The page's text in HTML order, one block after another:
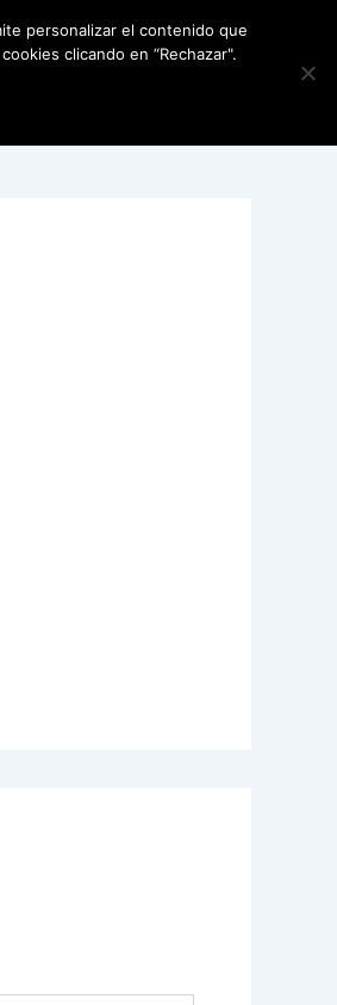
Reservar
personalizar el contenido que
clicando en “Rechazar".